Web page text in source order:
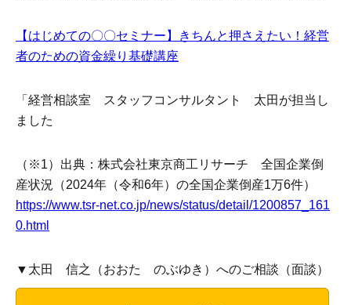
【はじめての〇〇セミナー】きちんと押さえたい！経営
者のための資金繰り基礎講座
「経営相談室 スタッフコンサルタント 太田が担当し
ました
（※1）出典：株式会社東京商工リサーチ 全国企業倒
産状況（2024年（令和6年）の全国企業倒産1万6件）
https://www.tsr-net.co.jp/news/status/detail/1200857_161
0.html
▼太田 信之（おおた のぶゆき）へのご相談（面談）